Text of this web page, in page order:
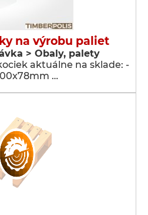
na výrobu paliet
> Obaly, palety
aktuálne na sklade: -
…